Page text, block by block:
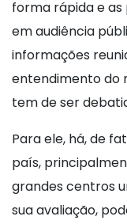
forma rápida e
em audiência
informações
entendimento do
tem de ser
Para ele, há, de
país,
grandes centros
sua avaliação,